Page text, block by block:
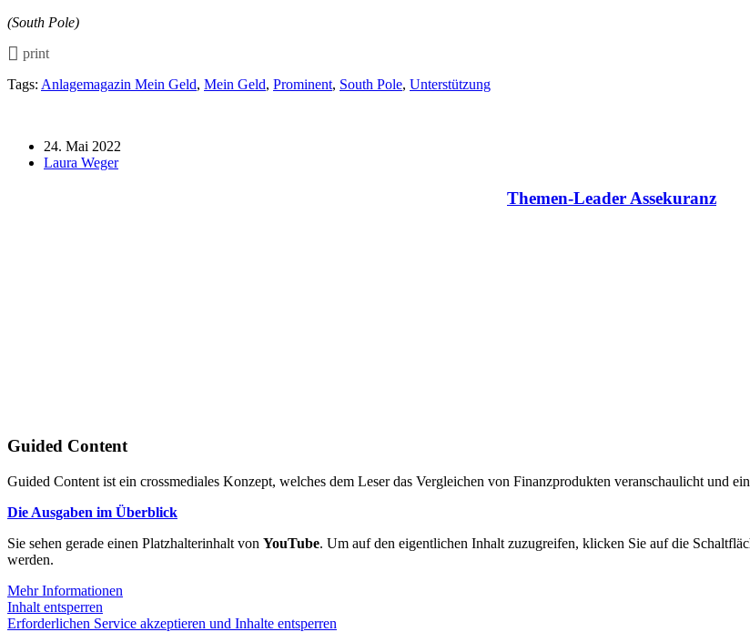
(South Pole)
print
Tags: Anlagemagazin Mein Geld, Mein Geld, Prominent, South Pole, Unterstützung
24. Mai 2022
Laura Weger
Themen-Leader Assekuranz
Guided Content
Guided Content ist ein crossmediales Konzept, welches dem Leser das Vergleichen von Finanzprodukten veranschaulicht und
Die Ausgaben im Überblick
Sie sehen gerade einen Platzhalterinhalt von YouTube. Um auf den eigentlichen Inhalt zuzugreifen, klicken Sie auf die
werden.
Mehr Informationen
Inhalt entsperren
Erforderlichen Service akzeptieren und Inhalte entsperren